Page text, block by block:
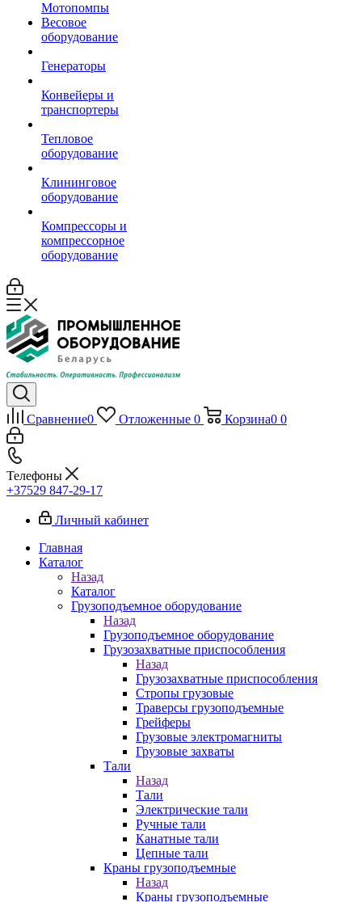
Мотопомпы
Весовое
оборудование
Генераторы
Конвейеры и
транспортеры
Тепловое
оборудование
Клининговое
оборудование
Компрессоры и
компрессорное
оборудование
Сравнение0 Отложенные 0 Корзина0 0
Телефоны
+37529 847-29-17‬
Личный кабинет
Главная
Каталог
Назад
Каталог
Грузоподъемное оборудование
Назад
Грузоподъемное оборудование
Грузозахватные приспособления
Назад
Грузозахватные приспособления
Стропы грузовые
Траверсы грузоподъемные
Грейферы
Грузовые электромагниты
Грузовые захваты
Тали
Назад
Тали
Электрические тали
Ручные тали
Канатные тали
Цепные тали
Краны грузоподъемные
Назад
Краны грузоподъемные